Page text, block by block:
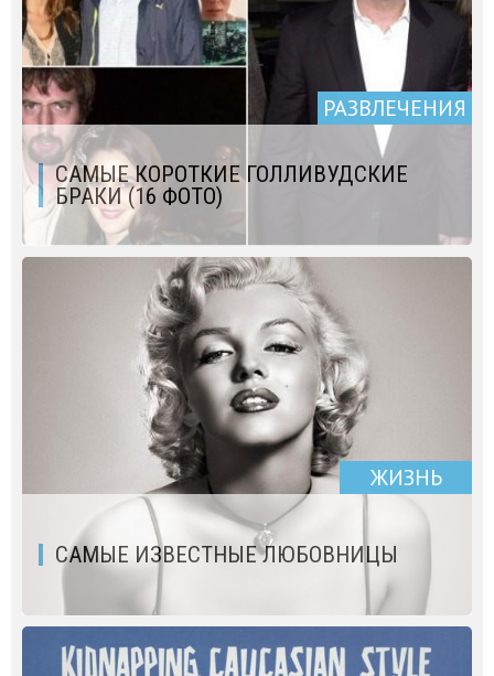
РАЗВЛЕЧЕНИЯ
САМЫЕ КОРОТКИЕ ГОЛЛИВУДСКИЕ
БРАКИ (16 ФОТО)
ЖИЗНЬ
САМЫЕ ИЗВЕСТНЫЕ ЛЮБОВНИЦЫ